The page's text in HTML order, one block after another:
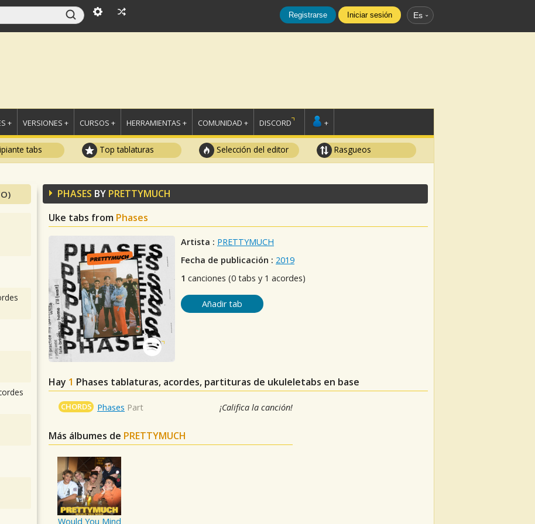
Registrarse Iniciar sesión Es
+ VERSIONES + CURSOS + HERRAMIENTAS + COMUNIDAD + DISCORD +
tabs Top tablaturas Selección del editor Rasgueos
PHASES BY PRETTYMUCH
Uke tabs from Phases
Artista : PRETTYMUCH
Fecha de publicación : 2019
1 canciones (0 tabs y 1 acordes)
Añadir tab
Hay 1 Phases tablaturas, acordes, partituras de ukuleletabs en base
CHORDS Phases Part ¡Califica la canción!
Más álbumes de PRETTYMUCH
Would You Mind